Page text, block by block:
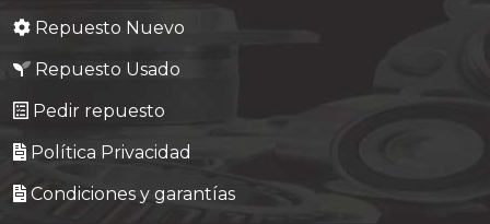
Repuesto Nuevo
Repuesto Usado
Pedir repuesto
Política Privacidad
Condiciones y garantías